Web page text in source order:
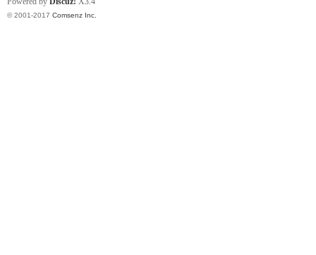
© 2001-2017 Comsenz Inc.